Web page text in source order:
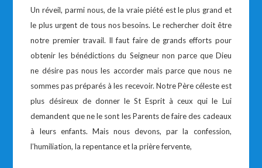
Un réveil, parmi nous, de la vraie piété est le plus grand et
le plus urgent de tous nos besoins. Le rechercher doit être
notre premier travail. Il faut faire de grands efforts pour
obtenir les bénédictions du Seigneur non parce que Dieu
ne désire pas nous les accorder mais parce que nous ne
sommes pas préparés à les recevoir. Notre Père céleste est
plus désireux de donner le St Esprit à ceux qui le Lui
demandent que ne le sont les Parents de faire des cadeaux
à leurs enfants. Mais nous devons, par la confession,
l’humiliation, la repentance et la prière fervente,